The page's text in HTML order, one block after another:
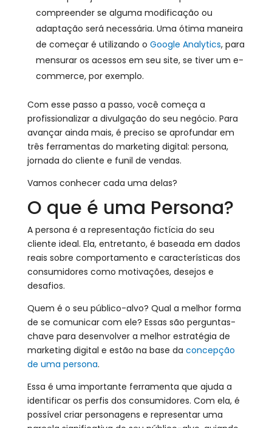
compreender se alguma modificação ou
adaptação será necessária. Uma ótima maneira
de começar é utilizando o Google Analytics, para
mensurar os acessos em seu site, se tiver um e-
commerce, por exemplo.
Com esse passo a passo, você começa a
profissionalizar a divulgação do seu negócio. Para
avançar ainda mais, é preciso se aprofundar em
três ferramentas do marketing digital: persona,
jornada do cliente e funil de vendas.
Vamos conhecer cada uma delas?
O que é uma Persona?
A persona é a representação fictícia do seu
cliente ideal. Ela, entretanto, é baseada em dados
reais sobre comportamento e características dos
consumidores como motivações, desejos e
desafios.
Quem é o seu público-alvo? Qual a melhor forma
de se comunicar com ele? Essas são perguntas-
chave para desenvolver a melhor estratégia de
marketing digital e estão na base da concepção
de uma persona.
Essa é uma importante ferramenta que ajuda a
identificar os perfis dos consumidores. Com ela, é
possível criar personagens e representar uma